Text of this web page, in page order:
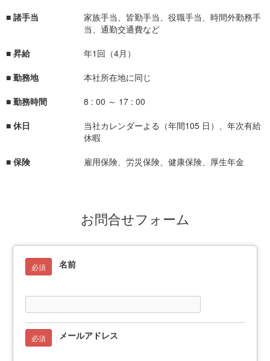
■ 諸手当
家族手当、皆勤手当、役職手当、時間外勤務手
当、通勤交通費など
■ 昇給
年1回（4月）
■ 勤務地
本社所在地に同じ
■ 勤務時間
8 : 00 ～ 17 : 00
■ 休日
当社カレンダーよる（年間105 日）、年次有給
休暇
■ 保険
雇用保険、労災保険、健康保険、厚生年金
お問合せフォーム
必須 名前
必須 メールアドレス